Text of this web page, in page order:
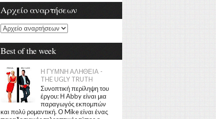
Αρχείο αναρτήσεων
Best of the week
Η ΓΥΜΝΗ ΑΛΗΘΕΙΑ -
THE UGLY TRUTH
Συνοπτική περίληψη του
έργου: Η Abby είναι μια
παραγωγός εκπομπών
και πολύ ρομαντική. Ο Mike είναι ένας